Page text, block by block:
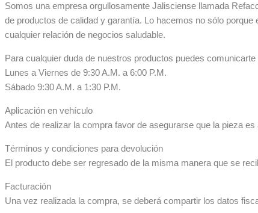
Somos una empresa orgullosamente Jalisciense llamada
de productos de calidad y garantía. Lo hacemos no sólo
cualquier relación de negocios saludable.
Para cualquier duda de nuestros productos puedes
Lunes a Viernes de 9:30 A.M. a 6:00 P.M.
Sábado 9:30 A.M. a 1:30 P.M.
Aplicación en vehículo
Antes de realizar la compra favor de asegurarse que la pieza
Términos y condiciones para devolución
El producto debe ser regresado de la misma manera que se
Facturación
Una vez realizada la compra, se deberá compartir los datos